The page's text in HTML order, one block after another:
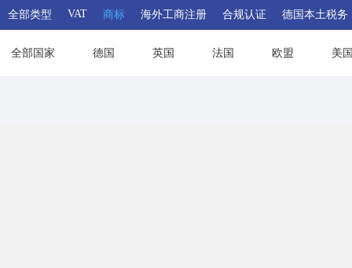
全部类型 VAT 商标 海外工商注册 合规认证 德国本土税务
全部国家 德国 英国 法国 欧盟 美